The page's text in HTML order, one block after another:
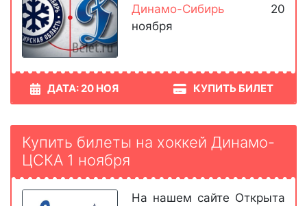
Динамо-Сибирь 20
ноября
ДАТА: 20 НОЯ КУПИТЬ БИЛЕТ
Купить билеты на хоккей Динамо-
ЦСКА 1 ноября
На нашем сайте Открыта